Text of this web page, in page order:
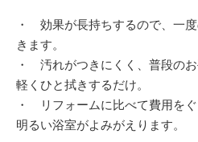
・ 効果が長持ちするので、一
きます。
・ 汚れがつきにくく、普段の
軽くひと拭きするだけ。
・ リフォームに比べて費用を
明るい浴室がよみがえります。